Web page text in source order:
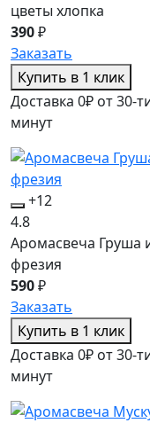
цветы хлопка
390₽
Заказать
Купить в 1 клик
Доставка 0₽ от 30-
минут
+12
4.8
Аромасвеча Груша
фрезия
590₽
Заказать
Купить в 1 клик
Доставка 0₽ от 30-
минут